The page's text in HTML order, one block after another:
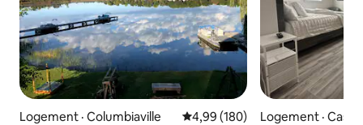
Logement · Columbiaville Note moyenne de 4,99 sur 5,
4,99 (180)
Logement · Cass